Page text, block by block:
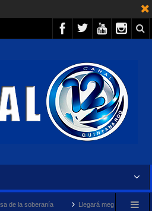
Llegará megabuque sargacero de la Marina